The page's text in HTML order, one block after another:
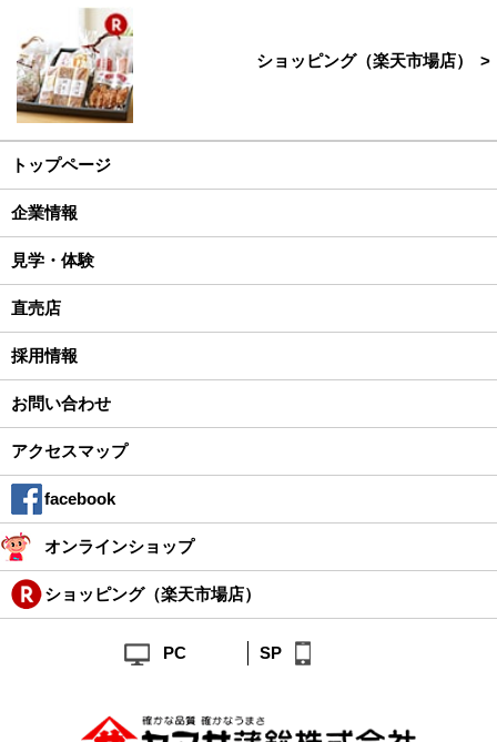
ショッピング（楽天市場店）
トップページ
企業情報
見学・体験
直売店
採用情報
お問い合わせ
アクセスマップ
facebook
オンラインショップ
ショッピング（楽天市場店）
PC SP